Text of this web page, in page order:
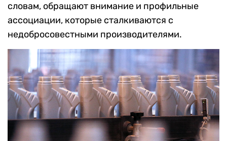
словам, обращают внимание и профильные
ассоциации, которые сталкиваются с
недобросовестными производителями.